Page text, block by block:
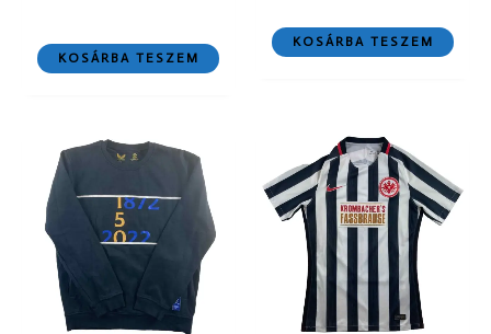
KOSÁRBA TESZEM
KOSÁRBA TESZEM